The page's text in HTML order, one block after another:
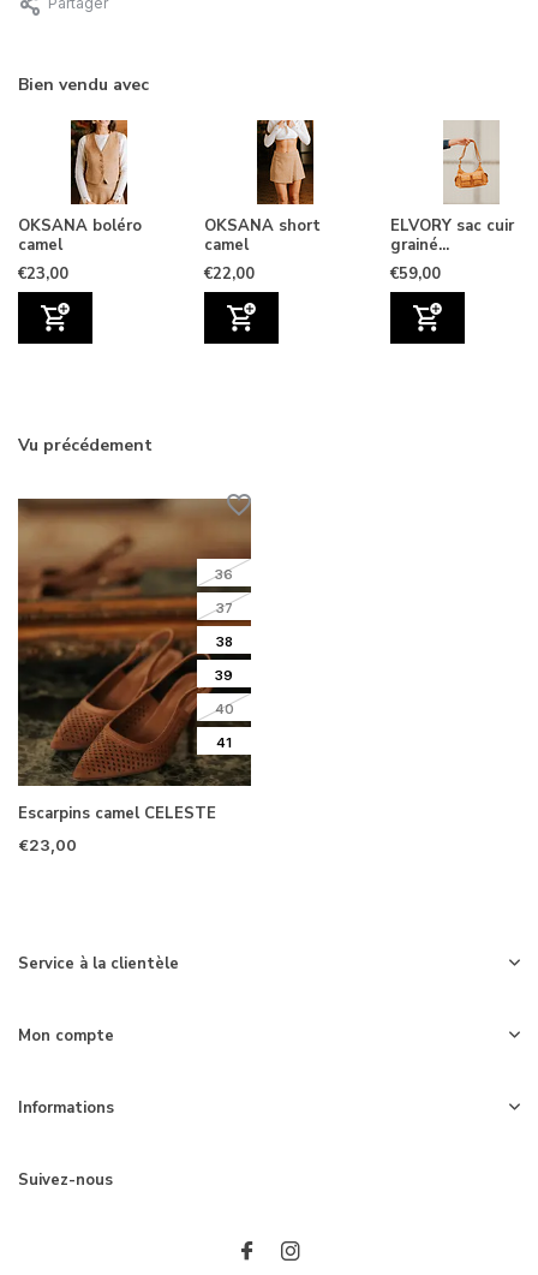
Bien vendu avec
OKSANA boléro
camel
€23,00
OKSANA short
camel
€22,00
ELVORY sac cuir
grainé...
€59,00
Vu précédement
36
37
38
39
40
41
Escarpins camel CELESTE
€23,00
Service à la clientèle
Mon compte
Informations
Suivez-nous